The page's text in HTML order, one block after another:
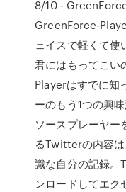
8/10 -
GreenForce-
ェイスで軽くて使
君にはもってこ
Playerはすでに知
ーのもう1つの興
ソースプレーヤー
るTwitterの内容
識な自分の記録。
ンロードしてエク